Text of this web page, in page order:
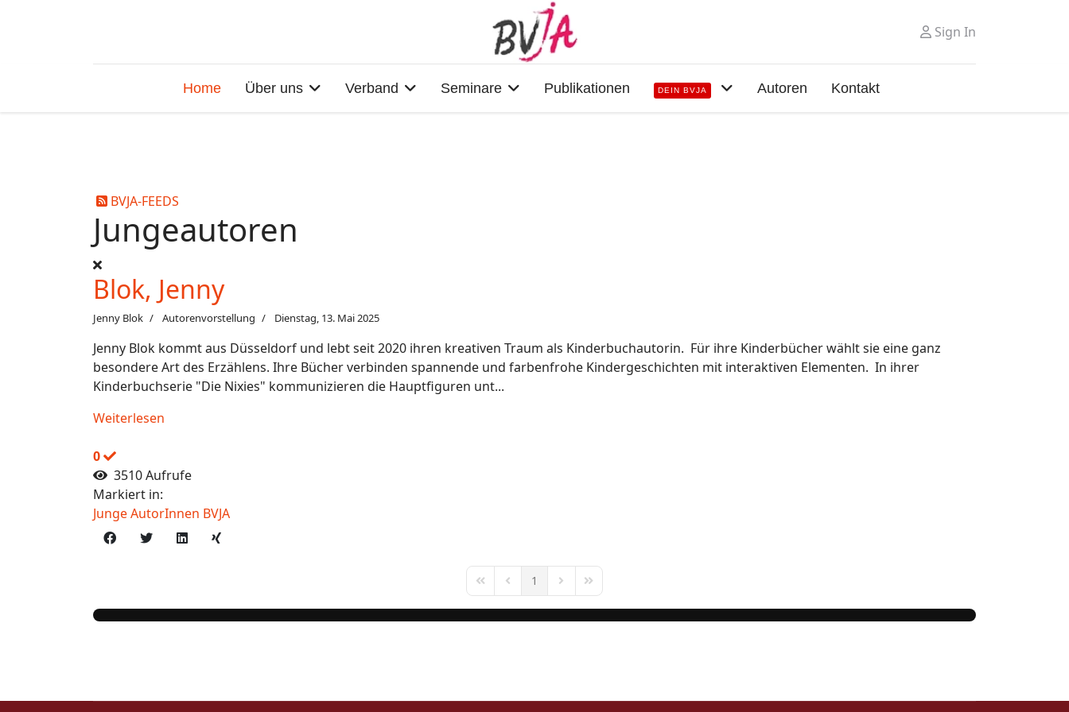
Sign In
Home Über uns Verband Seminare Publikationen DEIN BVJA Autoren Kontakt
BVJA-FEEDS
Jungeautoren
Blok, Jenny
Jenny Blok Autorenvorstellung Dienstag, 13. Mai 2025
Jenny Blok kommt aus Düsseldorf und lebt seit 2020 ihren kreativen Traum als Kinderbuchautorin. Für ihre Kinderbücher wählt sie eine ganz
besondere Art des Erzählens. Ihre Bücher verbinden spannende und farbenfrohe Kindergeschichten mit interaktiven Elementen. In ihrer
Kinderbuchserie "Die Nixies" kommunizieren die Hauptfiguren unt...
Weiterlesen
0
3510 Aufrufe
Markiert in:
Junge AutorInnen BVJA
First PagePrevious Page
1 Next PageLast Page